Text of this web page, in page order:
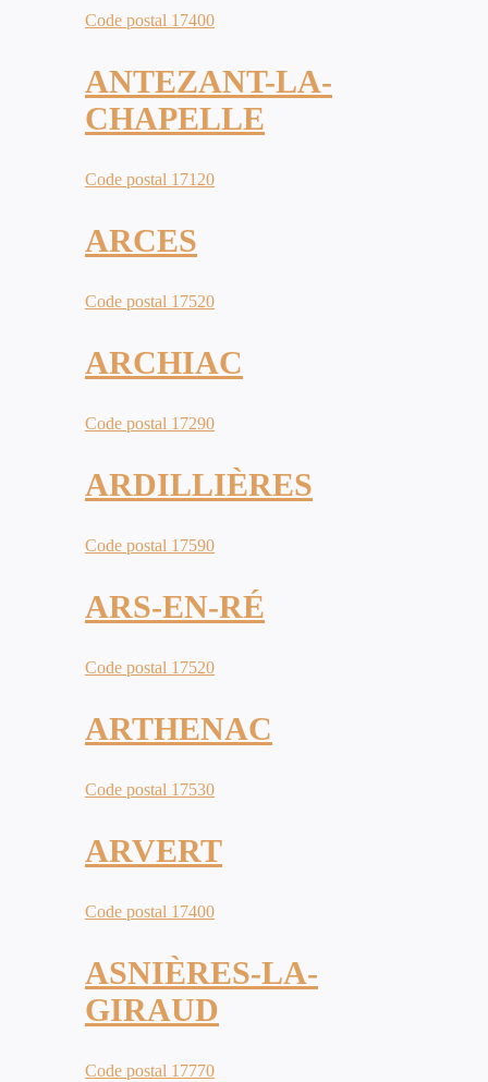
Code postal 17400
ANTEZANT-LA-
CHAPELLE
Code postal 17120
ARCES
Code postal 17520
ARCHIAC
Code postal 17290
ARDILLIÈRES
Code postal 17590
ARS-EN-RÉ
Code postal 17520
ARTHENAC
Code postal 17530
ARVERT
Code postal 17400
ASNIÈRES-LA-
GIRAUD
Code postal 17770